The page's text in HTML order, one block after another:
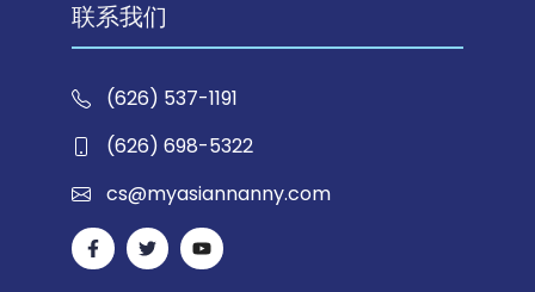
联系我们
(626) 537-1191
(626) 698-5322
cs@myasiannanny.com